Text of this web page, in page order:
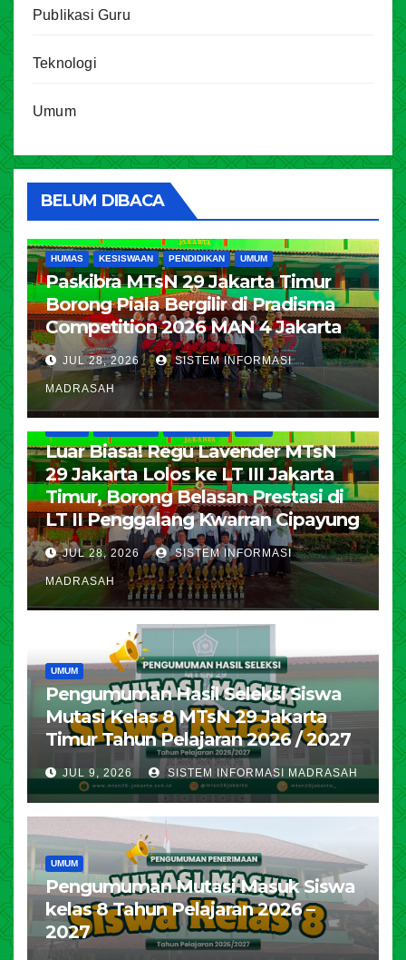
Publikasi Guru
Teknologi
Umum
BELUM DIBACA
HUMAS KESISWAAN PENDIDIKAN UMUM
Paskibra MTsN 29 Jakarta Timur
Borong Piala Bergilir di Pradisma
Competition 2026 MAN 4 Jakarta
JUL 28, 2026 SISTEM INFORMASI
MADRASAH
Luar Biasa! Regu Lavender MTsN
29 Jakarta Lolos ke LT III Jakarta
Timur, Borong Belasan Prestasi di
LT II Penggalang Kwarran Cipayung
JUL 28, 2026 SISTEM INFORMASI
MADRASAH
UMUM
Pengumuman Hasil Seleksi Siswa
Mutasi Kelas 8 MTsN 29 Jakarta
Timur Tahun Pelajaran 2026 / 2027
JUL 9, 2026 SISTEM INFORMASI MADRASAH
UMUM
Pengumuman Mutasi Masuk Siswa
kelas 8 Tahun Pelajaran 2026 –
2027